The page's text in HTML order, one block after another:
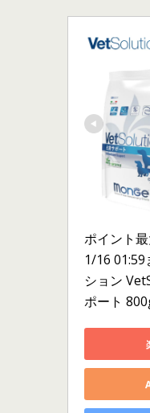
ポイント
1/16
ション
ポート